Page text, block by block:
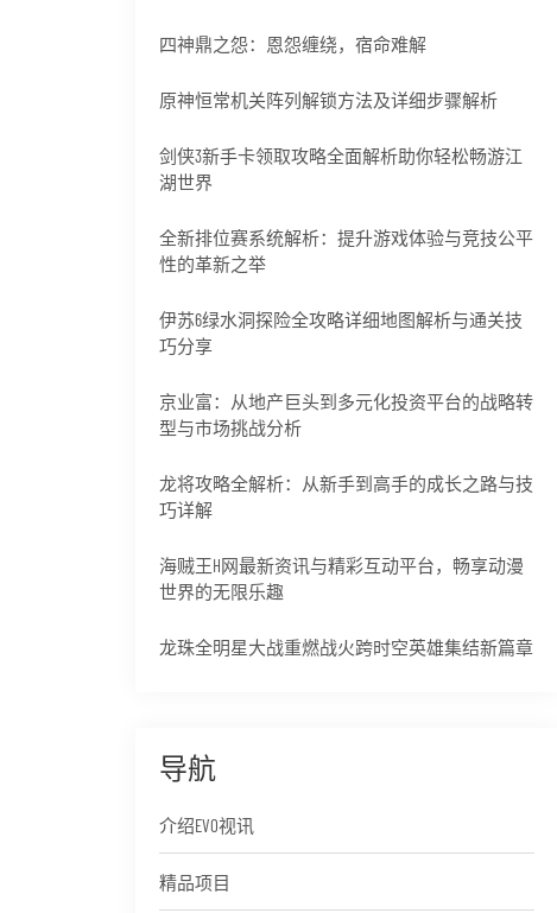
四神鼎之怨：恩怨缠绕，宿命难解
原神恒常机关阵列解锁方法及详细步骤解析
剑侠3新手卡领取攻略全面解析助你轻松畅游江
湖世界
全新排位赛系统解析：提升游戏体验与竞技公平
性的革新之举
伊苏6绿水洞探险全攻略详细地图解析与通关技
巧分享
京业富：从地产巨头到多元化投资平台的战略转
型与市场挑战分析
龙将攻略全解析：从新手到高手的成长之路与技
巧详解
海贼王H网最新资讯与精彩互动平台，畅享动漫
世界的无限乐趣
龙珠全明星大战重燃战火跨时空英雄集结新篇章
导航
介绍EVO视讯
精品项目